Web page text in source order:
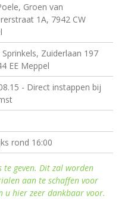
Groen van
1A, 7942 CW
Sprinkels, Zuiderlaan 197
EE Meppel
- Direct instappen bij
rond 16:00
geven. Dit zal worden
aan te schaffen voor
u hier zeer dankbaar voor.